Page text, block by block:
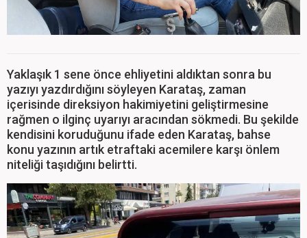
Yaklaşık 1 sene önce ehliyetini aldıktan sonra bu
yazıyı yazdırdığını söyleyen Karataş, zaman
içerisinde direksiyon hakimiyetini geliştirmesine
rağmen o ilginç uyarıyı aracından sökmedi. Bu şekilde
kendisini koruduğunu ifade eden Karataş, bahse
konu yazının artık etraftaki acemilere karşı önlem
niteliği taşıdığını belirtti.